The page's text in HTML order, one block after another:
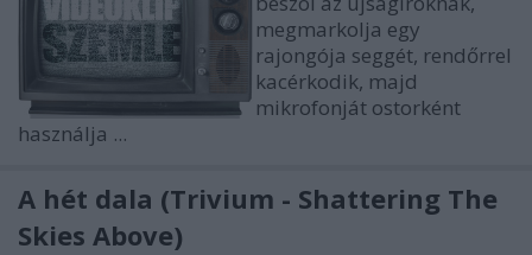
megmarkolja egy
rajongója seggét, rendőrrel
kacérkodik, majd
mikrofonját ostorként
használja ...
A hét dala (Trivium - Shattering The
Skies Above)